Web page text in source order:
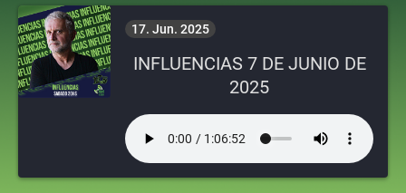
17. Jun. 2025
INFLUENCIAS 7 DE JUNIO DE
2025